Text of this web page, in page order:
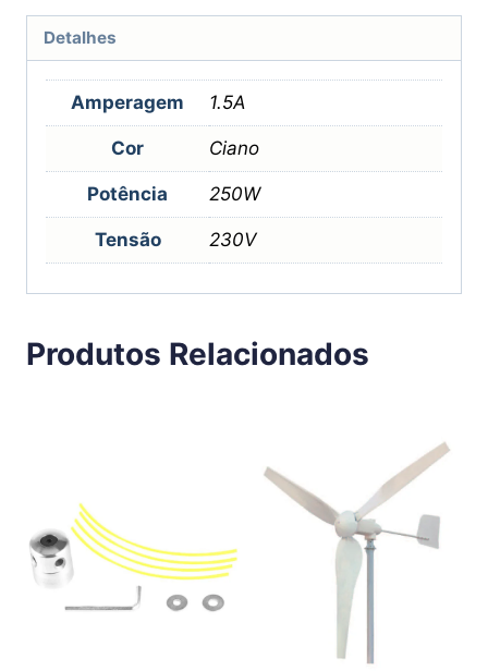
Detalhes
Amperagem 1.5A
Cor Ciano
Potência 250W
Tensão 230V
Produtos Relacionados